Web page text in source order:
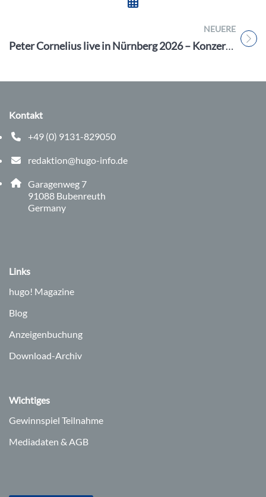
NEUERE
Titel für Beitrag
Peter Cornelius live in Nürnberg 2026 – Konzert in der Meistersingerhalle am 7. April
Kontakt
+49 (0) 9131-829050
Telefonnummer: 0 9 1 3 1 8 2 9 0 5 0
redaktion@hugo-info.de
E-Mail Adresse: redaktion@hugo-info.de
Adresse:
Garagenweg 7
91088 , 9 1 0 8 8
Bubenreuth
Germany
Links
hugo! Magazine
Blog
Anzeigenbuchung
Download-Archiv
Wichtiges
Gewinnspiel Teilnahme
Mediadaten & AGB